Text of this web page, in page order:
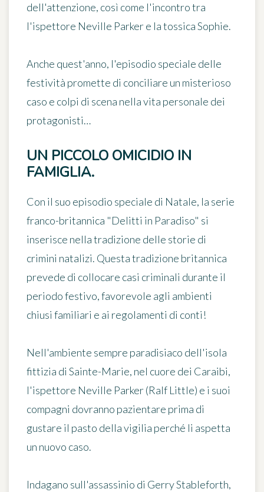
dell'attenzione, così come l'incontro tra
l'ispettore Neville Parker e la tossica Sophie.
Anche quest'anno, l'episodio speciale delle
festività promette di conciliare un misterioso
caso e colpi di scena nella vita personale dei
protagonisti…
UN PICCOLO OMICIDIO IN
FAMIGLIA.
Con il suo episodio speciale di Natale, la serie
franco-britannica "Delitti in Paradiso" si
inserisce nella tradizione delle storie di
crimini natalizi. Questa tradizione britannica
prevede di collocare casi criminali durante il
periodo festivo, favorevole agli ambienti
chiusi familiari e ai regolamenti di conti!
Nell'ambiente sempre paradisiaco dell'isola
fittizia di Sainte-Marie, nel cuore dei Caraibi,
l'ispettore Neville Parker (Ralf Little) e i suoi
compagni dovranno pazientare prima di
gustare il pasto della vigilia perché li aspetta
un nuovo caso.
Indagano sull'assassinio di Gerry Stableforth,